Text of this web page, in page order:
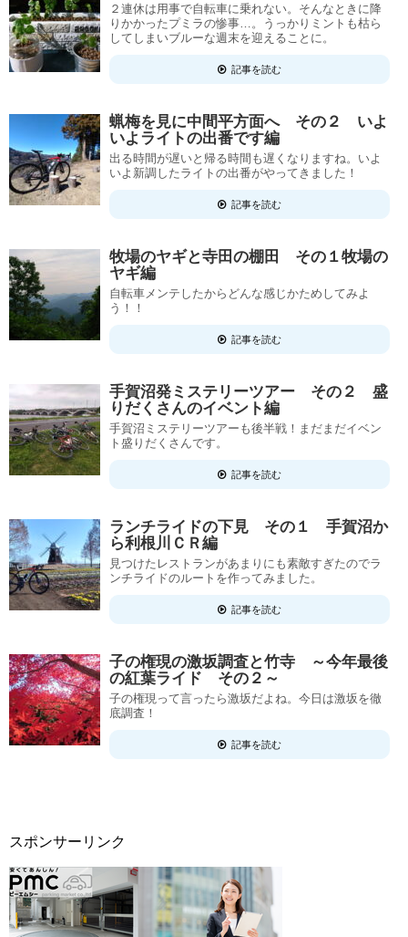
２連休は用事で自転車に乗れない。そんなときに降
りかかったプミラの惨事…。うっかりミントも枯ら
してしまいブルーな週末を迎えることに。
記事を読む
蝋梅を見に中間平方面へ その２ いよ
いよライトの出番です編
出る時間が遅いと帰る時間も遅くなりますね。いよ
いよ新調したライトの出番がやってきました！
記事を読む
牧場のヤギと寺田の棚田 その１牧場の
ヤギ編
自転車メンテしたからどんな感じかためしてみよ
う！！
記事を読む
手賀沼発ミステリーツアー その２ 盛
りだくさんのイベント編
手賀沼ミステリーツアーも後半戦！まだまだイベン
ト盛りだくさんです。
記事を読む
ランチライドの下見 その１ 手賀沼か
ら利根川ＣＲ編
見つけたレストランがあまりにも素敵すぎたのでラ
ンチライドのルートを作ってみました。
記事を読む
子の権現の激坂調査と竹寺 ～今年最後
の紅葉ライド その２～
子の権現って言ったら激坂だよね。今日は激坂を徹
底調査！
記事を読む
スポンサーリンク